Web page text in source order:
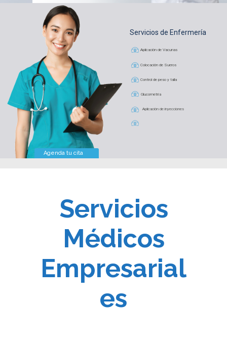
Servicios de Enfermería
Agenda tu cita
Aplicación de Vacunas
Colocación de Sueros
Control de peso y talla
Glucometría
Aplicación de inyecciones
Servicios
Médicos
Empresarial
es